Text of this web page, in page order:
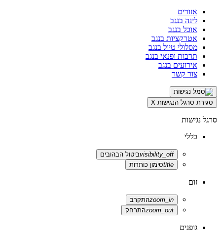
אזורים
לינה בנגב
אוכל בנגב
אטרקציות בנגב
מסלולי טיול בנגב
תרבות ופנאי בנגב
אירועים בנגב
צור קשר
סגירת סרגל הנגישות X
סרגל נגישות
כללי
visibility_offביטול הבהובים
titleסימון כותרות
זום
zoom_inהתקרב
zoom_outהתרחק
גופנים